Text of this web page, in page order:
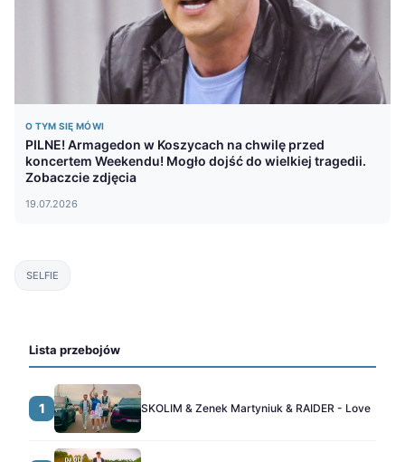
O TYM SIĘ MÓWI
PILNE! Armagedon w Koszycach na chwilę przed
koncertem Weekendu! Mogło dojść do wielkiej tragedii.
Zobaczcie zdjęcia
19.07.2026
SELFIE
Lista przebojów
1 SKOLIM & Zenek Martyniuk & RAIDER - Love